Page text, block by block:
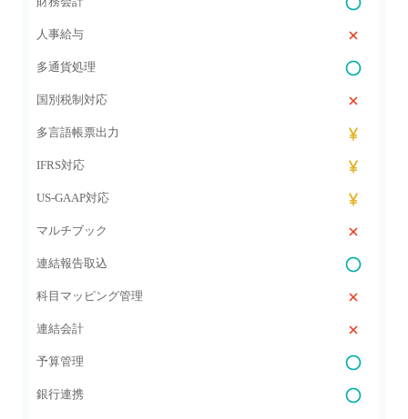
人事給与
多通貨処理
国別税制対応
多言語帳票出力
IFRS対応
US-GAAP対応
マルチブック
連結報告取込
科目マッピング管理
連結会計
予算管理
銀行連携